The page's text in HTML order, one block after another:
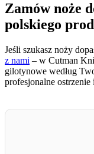
Zamów noże
polskiego
Jeśli szukasz noży
z nami – w Cutman
gilotynowe według
profesjonalne ostrzenie